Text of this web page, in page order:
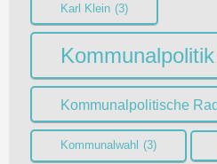
Karl Klein (3)
Kommunalpolitik
Kommunalpolitische
Kommunalwahl (3)